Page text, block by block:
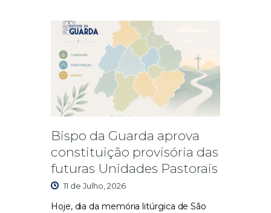
Bispo da Guarda aprova
constituição provisória das
futuras Unidades Pastorais
11 de Julho, 2026
Hoje, dia da memória litúrgica de São